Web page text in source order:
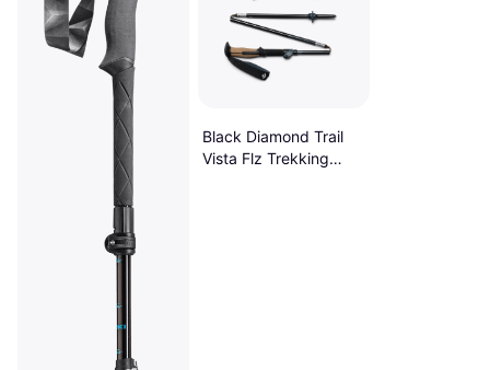
Black Diamond Trail
Vista Flz Trekking